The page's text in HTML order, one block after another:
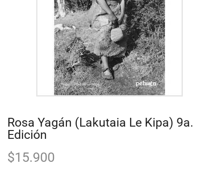
Rosa Yagán (Lakutaia Le Kipa) 9a.
Edición
$15.900